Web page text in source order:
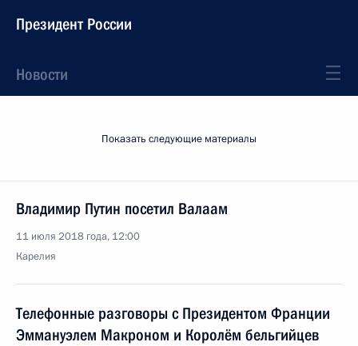
Президент России
Новости
Показать следующие материалы
Владимир Путин посетил Валаам
11 июля 2018 года, 12:00
Карелия
Телефонные разговоры с Президентом Франции
Эммануэлем Макроном и Королём бельгийцев